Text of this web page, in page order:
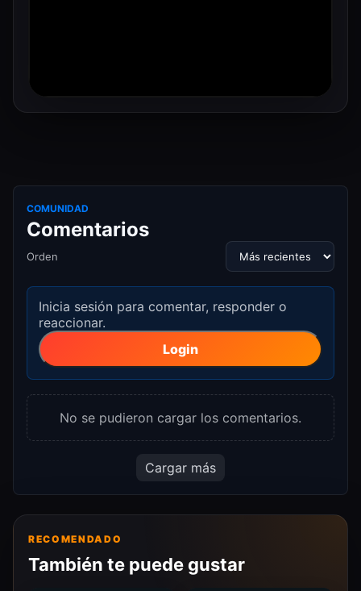
COMUNIDAD
Comentarios
Orden
Inicia sesión para comentar, responder o
reaccionar.
Login
No se pudieron cargar los comentarios.
Cargar más
RECOMENDADO
También te puede gustar